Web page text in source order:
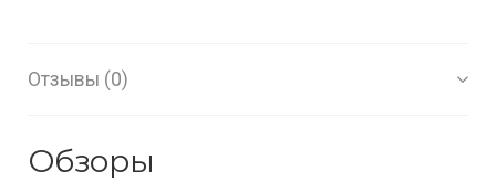
Отзывы (0)
Обзоры